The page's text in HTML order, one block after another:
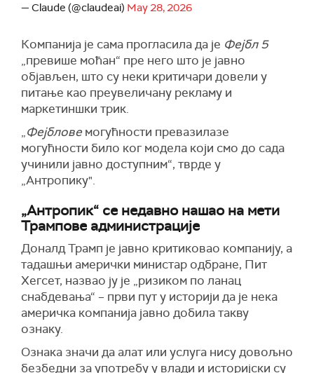
— Claude (@claudeai) May 28, 2026
Компанија је сама прогласила да је Фејбл 5
„превише моћан“ пре него што је јавно
објављен, што су неки критичари довели у
питање као преувеличану рекламу и
маркетиншки трик.
„Фејбловемогућности превазилазе
могућности било ког модела који смо до сада
учинили јавно доступним“, тврде у
„Антропику".
„Антропик“ се недавно нашао на мети
Трампове администрације
Доналд Трамп је јавно критиковао компанију, а
тадашњи амерички министар одбране, Пит
Хегсет, назвао ју је „ризиком по ланац
снабдевања“ – први пут у историји да је нека
америчка компанија јавно добила такву
ознаку.
Ознака значи да алат или услуга нису довољно
безбедни за употребу у влади и историјски су